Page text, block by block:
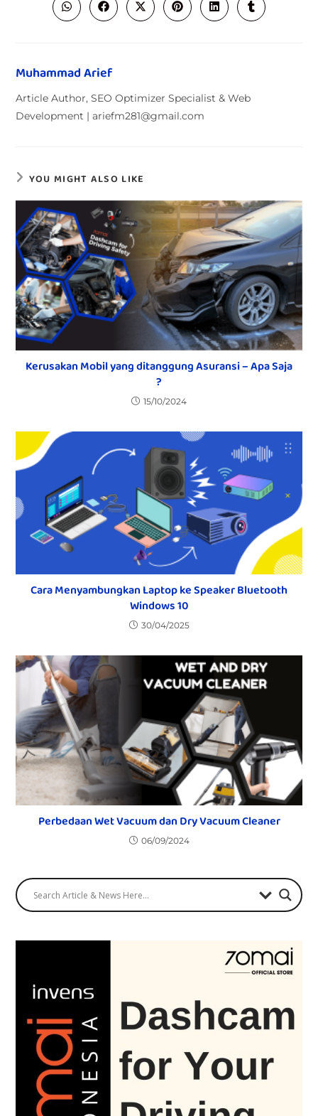
Muhammad Arief
Article Author, SEO Optimizer Specialist & Web
Development | ariefm281@gmail.com
YOU MIGHT ALSO LIKE
Kerusakan Mobil yang ditanggung Asuransi – Apa Saja
?
15/10/2024
Cara Menyambungkan Laptop ke Speaker Bluetooth
Windows 10
30/04/2025
Perbedaan Wet Vacuum dan Dry Vacuum Cleaner
06/09/2024